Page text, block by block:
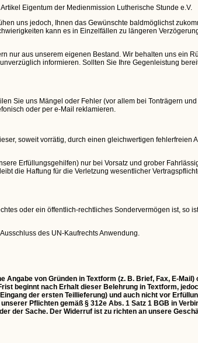
Eigentum der Medienmission Lutherische Stunde e.V.
uns jedoch, Ihnen das Gewünschte baldmöglichst
kann es in Einzelfällen zu längeren
nur aus unserem eigenen Bestand. Wir behalten uns ein
informieren. Sollten Sie Ihre Gegenleistung
Sie uns Mängel oder Fehler (vor allem bei Tonträgern
oder per e-Mail reklamieren.
soweit vorrätig, durch einen gleichwertigen fehlerfreien
Erfüllungsgehilfen) nur bei Vorsatz und grober
die Haftung für die Verletzung wesentlicher
oder ein öffentlich-rechtliches Sondervermögen ist, so
des UN-Kaufrechts Anwendung.
von Gründen in Textform (z. B. Brief, Fax, E-
beginnt nach Erhalt dieser Belehrung in Textform,
der ersten Teillieferung) und auch nicht vor
Pflichten gemäß § 312e Abs. 1 Satz 1 BGB in
der Sache. Der Widerruf ist zu richten an unsere